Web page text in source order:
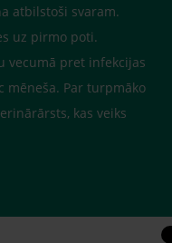
atbilstoši svaram.
uz pirmo poti.
vecumā pret infekcijas
mēneša. Par turpmāko
kas veiks